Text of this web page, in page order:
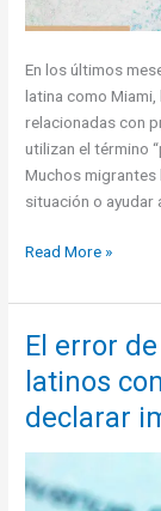
En los últimos
latina como
relacionadas con
utilizan el término
Muchos migrantes
situación o ayudar
3
de
Humanitario”
que
están
bancarias
Read More »
El error
latinos
declarar